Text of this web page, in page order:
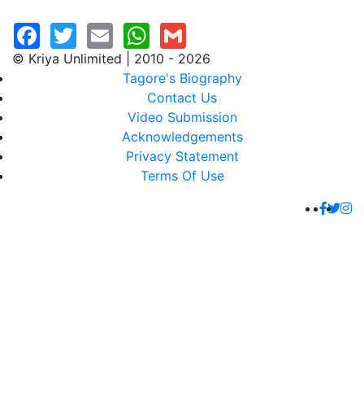
© Kriya Unlimited | 2010 - 2026
Tagore's Biography
Contact Us
Video Submission
Acknowledgements
Privacy Statement
Terms Of Use